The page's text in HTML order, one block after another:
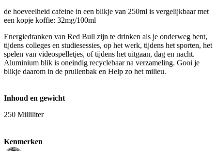
de hoeveelheid cafeine in een blikje van 250ml is vergelijkbaar met
een kopje koffie: 32mg/100ml
Energiedranken van Red Bull zijn te drinken als je onderweg bent,
tijdens colleges en studiesessies, op het werk, tijdens het sporten, het
spelen van videospelletjes, of tijdens het uitgaan, dag en nacht.
Aluminium blik is oneindig recyclebaar na verzameling. Gooi je
blikje daarom in de prullenbak en Help zo het milieu.
Inhoud en gewicht
250 Milliliter
Kenmerken